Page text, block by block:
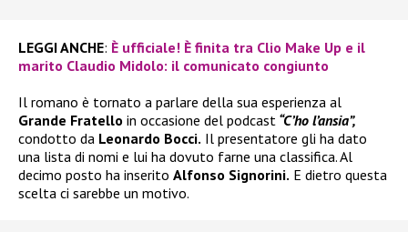
LEGGI ANCHE: È ufficiale! È finita tra Clio Make Up e il
marito Claudio Midolo: il comunicato congiunto
Il romano è tornato a parlare della sua esperienza al
Grande Fratello in occasione del podcast “C’ho l’ansia”,
condotto da Leonardo Bocci. Il presentatore gli ha dato
una lista di nomi e lui ha dovuto farne una classifica. Al
decimo posto ha inserito Alfonso Signorini. E dietro questa
scelta ci sarebbe un motivo.